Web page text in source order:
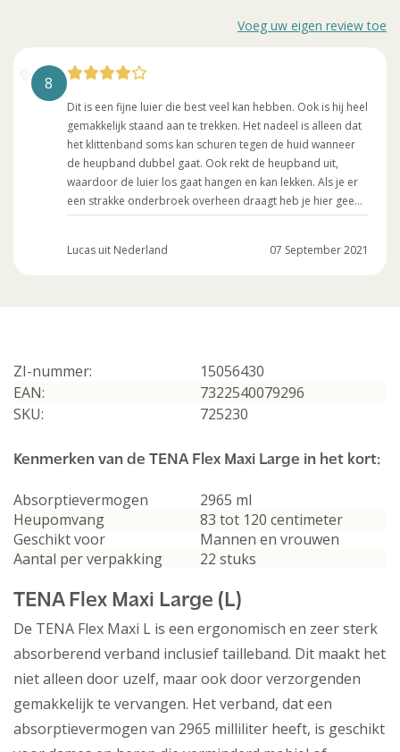
Voeg uw eigen review toe
8
Dit is een fijne luier die best veel kan hebben. Ook is hij heel
gemakkelijk staand aan te trekken. Het nadeel is alleen dat
het klittenband soms kan schuren tegen de huid wanneer
de heupband dubbel gaat. Ook rekt de heupband uit,
waardoor de luier los gaat hangen en kan lekken. Als je er
een strakke onderbroek overheen draagt heb je hier geen
last van. Al met al een praktisch product voor wanneer je
betrouwbaar als de slip.
Lucas uit Nederland 07 September 2021
ZI-nummer:
15056430
EAN:
7322540079296
SKU:
725230
Kenmerken van de TENA Flex Maxi Large in het kort:
Absorptievermogen
2965 ml
Heupomvang
83 tot 120 centimeter
Geschikt voor
Mannen en vrouwen
Aantal per verpakking
22 stuks
TENA Flex Maxi Large (L)
De TENA Flex Maxi L is een ergonomisch en zeer sterk
absorberend verband inclusief tailleband. Dit maakt het
niet alleen door uzelf, maar ook door verzorgenden
gemakkelijk te vervangen. Het verband, dat een
absorptievermogen van 2965 milliliter heeft, is geschikt